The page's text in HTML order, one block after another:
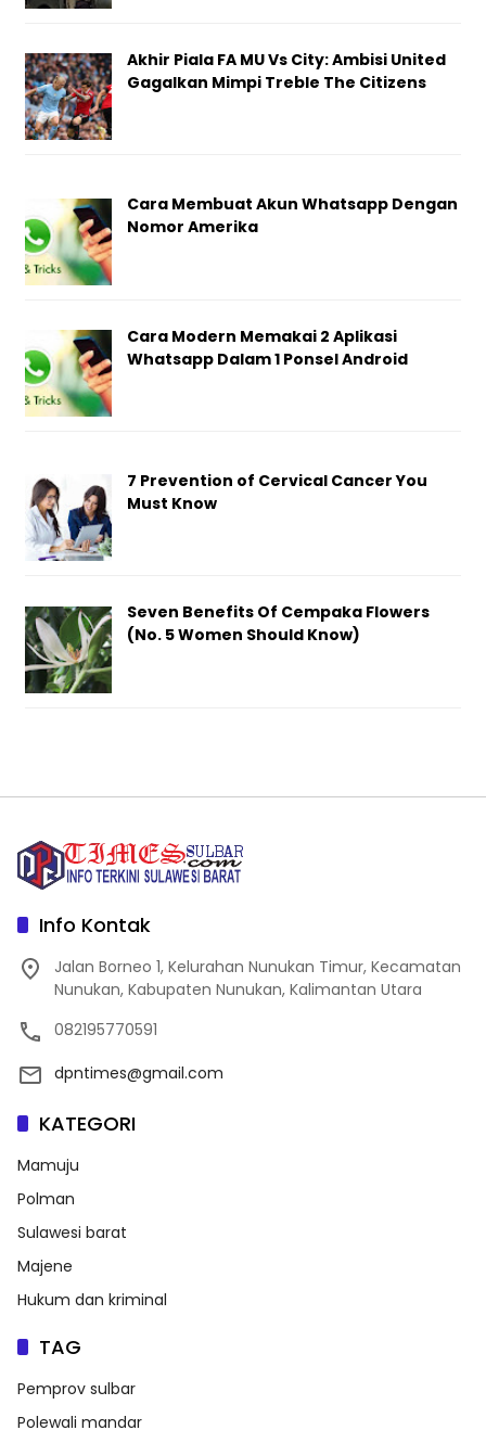
Akhir Piala FA MU Vs City: Ambisi United
Gagalkan Mimpi Treble The Citizens
Cara Membuat Akun Whatsapp Dengan
Nomor Amerika
Cara Modern Memakai 2 Aplikasi
Whatsapp Dalam 1 Ponsel Android
7 Prevention of Cervical Cancer You
Must Know
Seven Benefits Of Cempaka Flowers
(No. 5 Women Should Know)
Info Kontak
Jalan Borneo 1, Kelurahan Nunukan Timur, Kecamatan
Nunukan, Kabupaten Nunukan, Kalimantan Utara
082195770591
dpntimes@gmail.com
KATEGORI
Mamuju
Polman
Sulawesi barat
Majene
Hukum dan kriminal
TAG
Pemprov sulbar
Polewali mandar